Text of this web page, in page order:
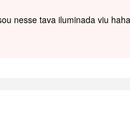
nesse tava iluminada viu